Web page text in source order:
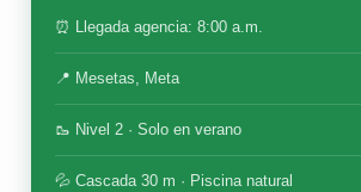
⏰ Llegada agencia: 8:00 a.m.
📍 Mesetas, Meta
🥾 Nivel 2 · Solo en verano
💦 Cascada 30 m · Piscina natural